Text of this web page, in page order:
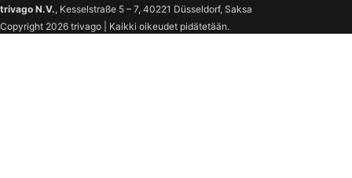
trivago N.V., Kesselstraße 5 – 7, 40221 Düsseldorf, Saksa
Copyright 2026 trivago | Kaikki oikeudet pidätetään.